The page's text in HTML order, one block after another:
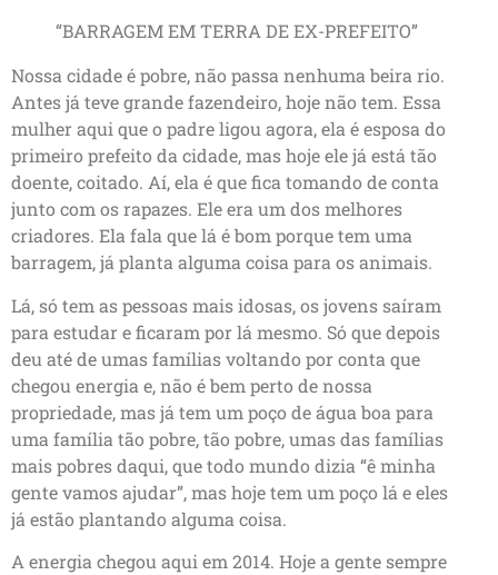
“BARRAGEM EM TERRA DE EX-PREFEITO”
Nossa cidade é pobre, não passa nenhuma beira rio.
Antes já teve grande fazendeiro, hoje não tem. Essa
mulher aqui que o padre ligou agora, ela é esposa do
primeiro prefeito da cidade, mas hoje ele já está tão
doente, coitado. Aí, ela é que fica tomando de conta
junto com os rapazes. Ele era um dos melhores
criadores. Ela fala que lá é bom porque tem uma
barragem, já planta alguma coisa para os animais.
Lá, só tem as pessoas mais idosas, os jovens saíram
para estudar e ficaram por lá mesmo. Só que depois
deu até de umas famílias voltando por conta que
chegou energia e, não é bem perto de nossa
propriedade, mas já tem um poço de água boa para
uma família tão pobre, tão pobre, umas das famílias
mais pobres daqui, que todo mundo dizia “ê minha
gente vamos ajudar”, mas hoje tem um poço lá e eles
já estão plantando alguma coisa.
A energia chegou aqui em 2014. Hoje a gente sempre